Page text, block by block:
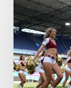
Weltrekord-
Versuch
beim
AFLE
Gold